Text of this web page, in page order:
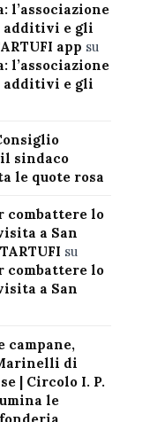
l’associazione
additivi e gli
app su
l’associazione
additivi e gli
sindaco
le quote rosa
combattere lo
a San
su
combattere lo
a San
campane,
di
| Circolo I. P.
le